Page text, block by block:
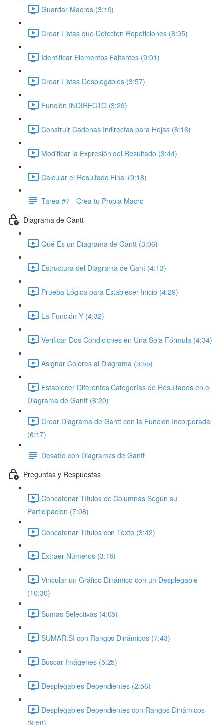
Guardar Macros (3:19)
Crear Listas que Detecten Repeticiones (8:05)
Identificar Elementos Faltantes (9:01)
Crear Listas Desplegables (3:57)
Función INDIRECTO (3:29)
Construir Cadenas Indirectas para Hojas (8:16)
Modificar la Expresión del Resultado (3:44)
Calcular el Resultado Final (9:18)
Tarea #7 - Crea tu Propia Macro
Diagrama de Gantt
Qué Es un Diagrama de Gantt (3:06)
Estructura del Diagrama de Gant (4:13)
Prueba Lógica para Establecer Inicio (4:29)
La Función Y (4:32)
Verificar Dos Condiciones en Una Sola Fórmula (4:34)
Asignar Colores al Diagrama (3:55)
Establecer Diferentes Categorías de Resultados en el
Diagrama de Gantt (8:20)
Crear Diagrama de Gantt con la Función Incorporada
(6:17)
Desafío con Diagramas de Gantt
Preguntas y Respuestas
Concatenar Títulos de Columnas Según su
Participación (7:08)
Concatenar Títulos con Texto (3:42)
Extraer Números (3:18)
Vincular un Gráfico Dinámico con un Desplegable
(10:30)
Sumas Selectivas (4:05)
SUMAR.SI con Rangos Dinámicos (7:43)
Buscar Imágenes (5:25)
Desplegables Dependientes (2:56)
Desplegables Dependientes con Rangos Dinámicos
(9:58)